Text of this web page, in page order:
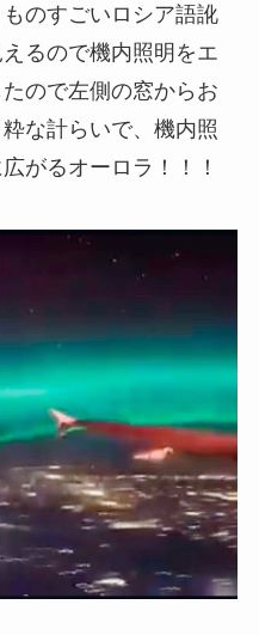
のすごいロシア語訛
るので機内照明をエ
ので左側の窓からお
な計らいで、機内照
がるオーロラ！！！